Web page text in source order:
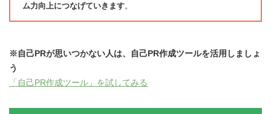
ム力向上につなげていきます。
※自己PRが思いつかない人は、自己PR作成ツールを活用しましょ
う
「自己PR作成ツール」を試してみる